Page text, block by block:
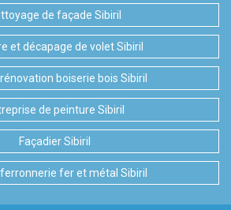
de façade Sibiril
et décapage de volet Sibiril
boiserie bois Sibiril
de peinture Sibiril
Façadier Sibiril
fer et métal Sibiril